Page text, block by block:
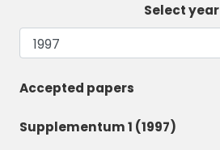
Select year
Accepted papers
Supplementum 1 (1997)